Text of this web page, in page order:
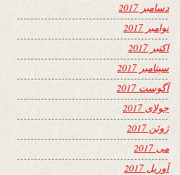
دسامبر 2017
نوامبر 2017
اکتبر 2017
سپتامبر 2017
آگوست 2017
جولای 2017
ژوئن 2017
می 2017
آوریل 2017